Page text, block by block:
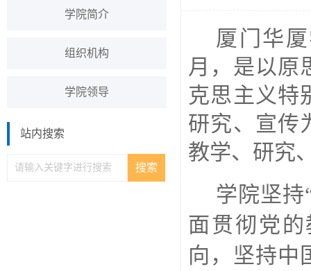
学院简介
组织机构
学院领导
站内搜索
厦门华
月，是以原
克思主义特
研究、宣传
教学、研究
学院坚
面贯彻党
向，坚持中